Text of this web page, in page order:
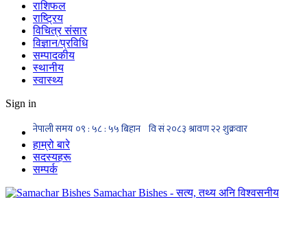
राशिफल
राष्ट्रिय
विचित्र संसार
विज्ञान/प्रविधि
सम्पादकीय
स्थानीय
स्वास्थ्य
Sign in
हाम्रो बारे
सदस्यहरू
सम्पर्क
Samachar Bishes - सत्य, तथ्य अनि विश्वसनीय